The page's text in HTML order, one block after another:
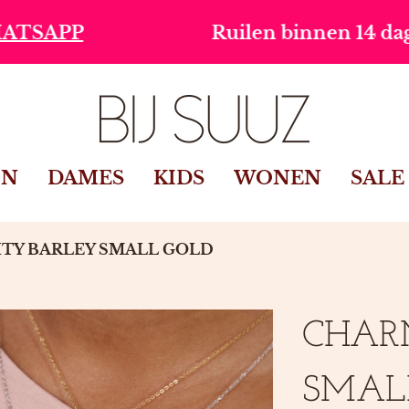
Ruilen binnen 14 dagen
DAMES KIDS WONEN SALE
BARLEY SMALL GOLD